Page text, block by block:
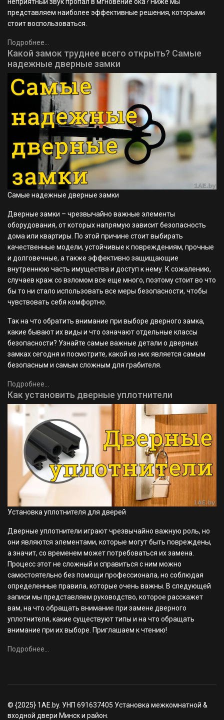
представляем наиболее эффективные решения, которыми
стоит воспользоваться.
Подробнее...
Какой замок труднее всего открыть? Самые
надежные дверные замки
Самые надежные дверные замки
Дверные замки – чрезвычайно важные элементы
оборудования, от которых напрямую зависит безопасность
дома или квартиры. По этой причине стоит выбирать
качественные модели, устойчивые к повреждениям, прочные
и долговечные, а также эффективно защищающие
внутреннюю часть имущества и доступ к нему. К сожалению,
случаев краж со взломом все еще много, поэтому стоит во что
бы то ни стало использовать все меры безопасности, чтобы
чувствовать себя комфортно.
Так на что обратить внимание при выборе дверного замка,
какие бывают их виды и что означают отдельные классы
безопасности? Узнайте самые важные детали о дверных
замках сегодня и посмотрите, какой из них является самым
безопасным и самым сложным для грабителя.
Подробнее...
Как установить дверные уплотнители
Установка уплотнителя для дверей
Дверные уплотнители играют чрезвычайно важную роль, но
они являются элементами, которые могут быть повреждены,
а значит, со временем может потребоваться их замена.
Процесс этот не сложный и справиться с ним можно
самостоятельно без помощи профессионала, но соблюдая
определенные правила, которые очень важны. В следующей
записи мы представляем руководство, которое расскажет
вам, на что обращать внимание при замене дверного
уплотнителя, какие существуют типы и на что обращать
внимание при их выборе. Приглашаем к чтению!
Подробнее...
© {2025} 1AE.by. УНП 691637405 Установка межкомнатной &
входной двери Минск и район.